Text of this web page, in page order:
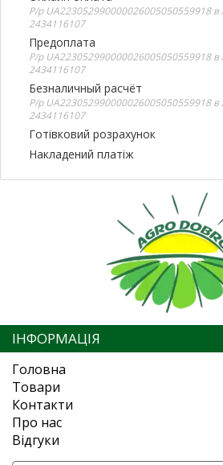
Р/р UA223052990000026005050559918
2434116107
Предоплата
Р/р UA223052990000026005050559918
2434116107
Безналичный расчёт
Р/р UA223052990000026005050559918
2434116107
Готівковий розрахунок
Накладений платіж
ІНФОРМАЦІЯ
Головна
Товари
Контакти
Про нас
Відгуки